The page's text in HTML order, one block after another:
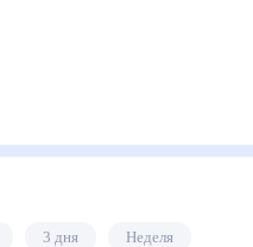
3 дня Неделя